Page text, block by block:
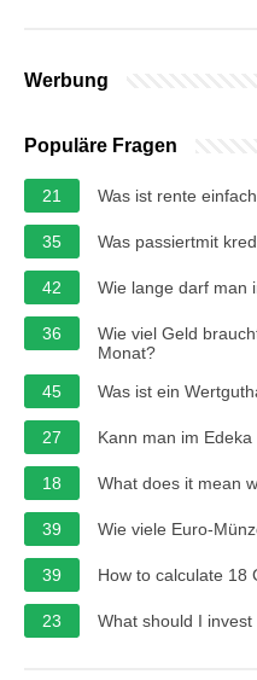
Werbung
Populäre Fragen
21 Was ist rente
35 Was passiertmit
42 Wie lange darf man
36
Wie viel Geld
Monat?
45
Was ist ein
27 Kann man im
18 What does it mean
39 Wie viele Euro-
39 How to calculate 18
23 What should I